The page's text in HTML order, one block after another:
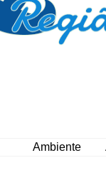
Ambiente